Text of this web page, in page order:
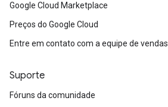
Google Cloud Marketplace
Preços do Google Cloud
Entre em contato com a equipe de vendas.
Suporte
Fóruns da comunidade